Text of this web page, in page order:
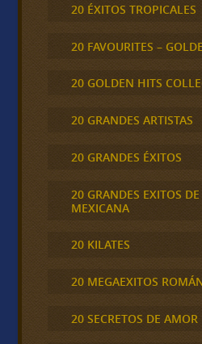
20 ÉXITOS TROPICALES
20 FAVOURITES –
20 GOLDEN HITS
20 GRANDES ARTISTAS
20 GRANDES ÉXITOS
20 GRANDES EXITOS
MEXICANA
20 KILATES
20 MEGAEXITOS
20 SECRETOS DE AMOR